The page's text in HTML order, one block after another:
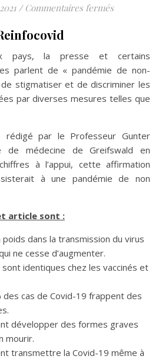
/ Commentaires ferméssur Selon
parlent de « pandémie de non-
stigmatiser et de discriminer les
par diverses mesures telles que
rédigé par le Professeur Gunter
de médecine de Greifswald en
à l’appui, cette affirmation
à une pandémie de non
article sont :
poids dans la transmission du virus
ne cesse d’augmenter.
identiques chez les vaccinés et
des cas de Covid-19 frappent des
développer des formes graves
mourir.
transmettre la Covid-19 même à